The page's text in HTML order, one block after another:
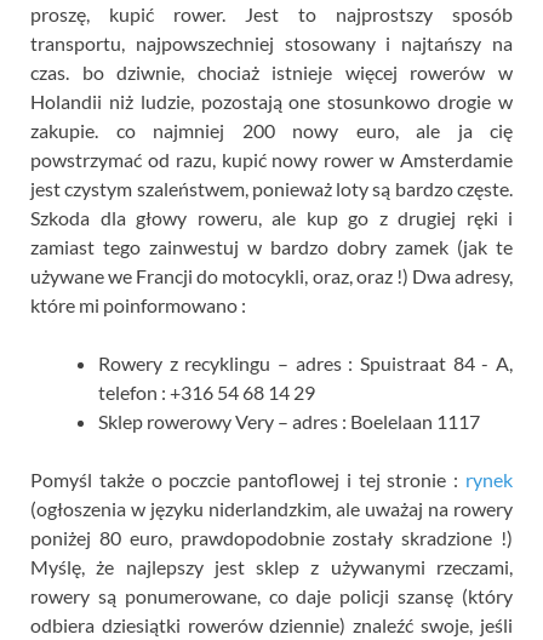
proszę, kupić rower. Jest to najprostszy sposób
transportu, najpowszechniej stosowany i najtańszy na
czas. bo dziwnie, chociaż istnieje więcej rowerów w
Holandii niż ludzie, pozostają one stosunkowo drogie w
zakupie. co najmniej 200 nowy euro, ale ja cię
powstrzymać od razu, kupić nowy rower w Amsterdamie
jest czystym szaleństwem, ponieważ loty są bardzo częste.
Szkoda dla głowy roweru, ale kup go z drugiej ręki i
zamiast tego zainwestuj w bardzo dobry zamek (jak te
używane we Francji do motocykli, oraz, oraz !) Dwa adresy,
które mi poinformowano :
Rowery z recyklingu – adres : Spuistraat 84 - A,
telefon : +316 54 68 14 29
Sklep rowerowy Very – adres : Boelelaan 1117
Pomyśl także o poczcie pantoflowej i tej stronie : rynek
(ogłoszenia w języku niderlandzkim, ale uważaj na rowery
poniżej 80 euro, prawdopodobnie zostały skradzione !)
Myślę, że najlepszy jest sklep z używanymi rzeczami,
rowery są ponumerowane, co daje policji szansę (który
odbiera dziesiątki rowerów dziennie) znaleźć swoje, jeśli